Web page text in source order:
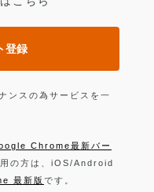
登録
ンスの為サービスを一
Chrome最新バー
の方は、iOS/Android
最新版 です。